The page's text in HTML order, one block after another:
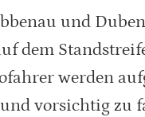
und
dem
werden
vorsichtig zu